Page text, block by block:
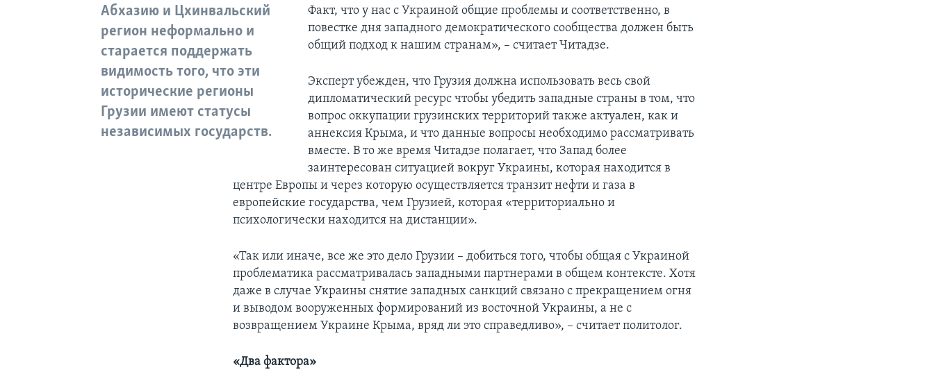
Абхазию и Цхинвальский
регион неформально и
старается поддержать
видимость того, что эти
исторические регионы
Грузии имеют статусы
независимых государств.
Факт, что у нас с Украиной общие проблемы и соответственно, в
повестке дня западного демократического сообщества должен быть
общий подход к нашим странам», – считает Читадзе.
Эксперт убежден, что Грузия должна использовать весь свой
дипломатический ресурс чтобы убедить западные страны в том, что
вопрос оккупации грузинских территорий также актуален, как и
аннексия Крыма, и что данные вопросы необходимо рассматривать
вместе. В то же время Читадзе полагает, что Запад более
заинтересован ситуацией вокруг Украины, которая находится в
центре Европы и через которую осуществляется транзит нефти и газа в
европейские государства, чем Грузией, которая «территориально и
психологически находится на дистанции».
«Так или иначе, все же это дело Грузии – добиться того, чтобы общая с Украиной
проблематика рассматривалась западными партнерами в общем контексте. Хотя
даже в случае Украины снятие западных санкций связано с прекращением огня
и выводом вооруженных формирований из восточной Украины, а не с
возвращением Украине Крыма, вряд ли это справедливо», – считает политолог.
«Два фактора»